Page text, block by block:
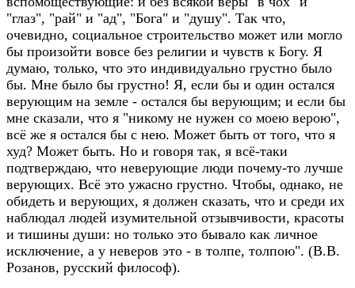
"глаз", "рай" и "ад", "Бога" и "душу". Так что,
очевидно, социальное строительство может или могло
бы произойти вовсе без религии и чувств к Богу. Я
думаю, только, что это индивидуально грустно было
бы. Мне было бы грустно! Я, если бы и один остался
верующим на земле - остался бы верующим; и если бы
мне сказали, что я "никому не нужен со моею верою",
всё же я остался бы с нею. Может быть от того, что я
худ? Может быть. Но и говоря так, я всё-таки
подтверждаю, что неверующие люди почему-то лучше
верующих. Всё это ужасно грустно. Чтобы, однако, не
обидеть и верующих, я должен сказать, что и среди их
наблюдал людей изумительной отзывчивости, красоты
и тишины души: но только это бывало как личное
исключение, а у неверов это - в толпе, толпою". (В.В.
Розанов, русский философ).